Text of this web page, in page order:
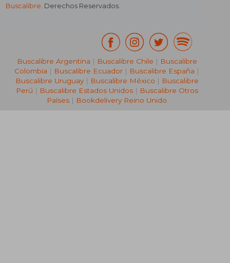
Buscalibre. Derechos Reservados.
Buscalibre Argentina | Buscalibre Chile | Buscalibre
Colombia | Buscalibre Ecuador | Buscalibre España |
Buscalibre Uruguay| Buscalibre México | Buscalibre
Perú | Buscalibre Estados Unidos| Buscalibre Otros
Países | Bookdelivery Reino Unido